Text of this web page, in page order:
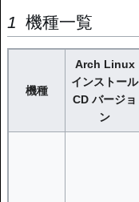
機種一覧
機種
Arch Linux
インストール
CD バージョ
ン